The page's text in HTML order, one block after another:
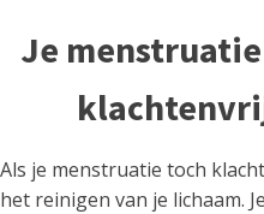
Je
Als je menstruatie toch
het reinigen van je lichaam.